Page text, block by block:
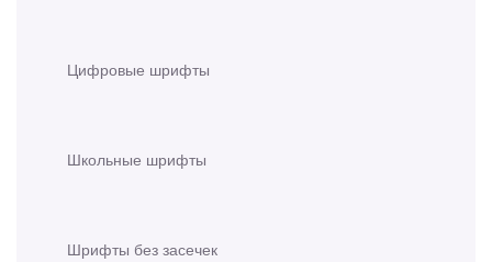
Цифровые шрифты
Школьные шрифты
Шрифты без засечек